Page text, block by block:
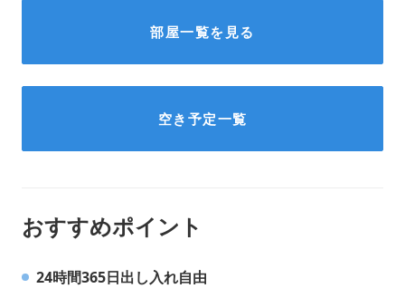
部屋一覧を見る
空き予定一覧
おすすめポイント
24時間365日出し入れ自由